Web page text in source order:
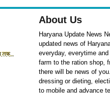
About Us
Haryana Update News
updated news of
everyday, everytime
farm to the ration shop,
there will be news of
dressing or dieting,
to mobile and advance